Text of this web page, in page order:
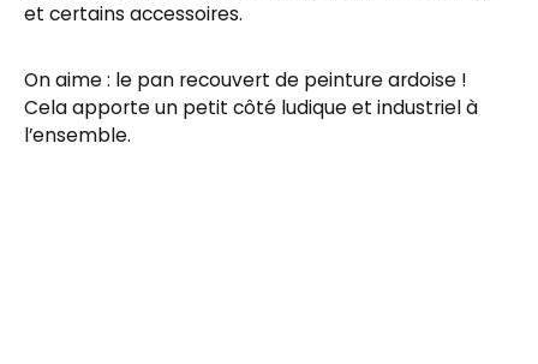
et certains accessoires.
On aime : le pan recouvert de peinture ardoise !
Cela apporte un petit côté ludique et industriel à
l’ensemble.